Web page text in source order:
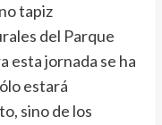
tapiz
del Parque
esta jornada se ha
estará
sino de los